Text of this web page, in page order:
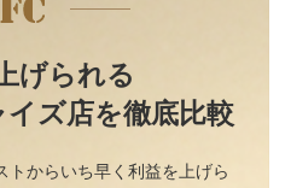
げられる
ズ店を徹底比較
トからいち早く利益を上げら